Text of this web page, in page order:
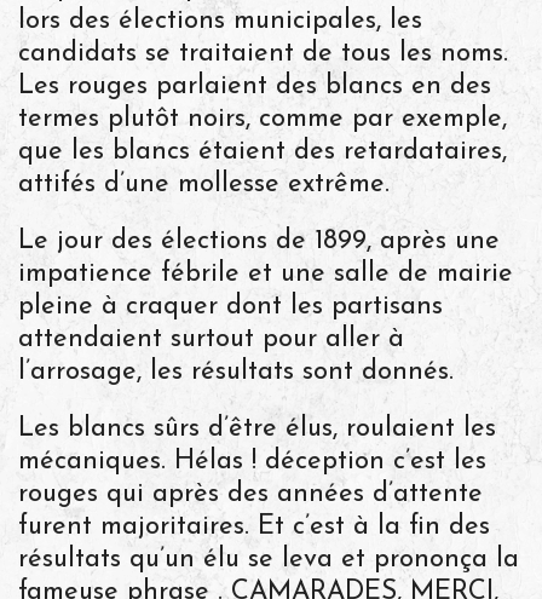
lors des élections municipales, les
candidats se traitaient de tous les noms.
Les rouges parlaient des blancs en des
termes plutôt noirs, comme par exemple,
que les blancs étaient des retardataires,
attifés d’une mollesse extrême.
Le jour des élections de 1899, après une
impatience fébrile et une salle de mairie
pleine à craquer dont les partisans
attendaient surtout pour aller à
l’arrosage, les résultats sont donnés.
Les blancs sûrs d’être élus, roulaient les
mécaniques. Hélas ! déception c’est les
rouges qui après des années d’attente
furent majoritaires. Et c’est à la fin des
résultats qu’un élu se leva et prononça la
fameuse phrase . CAMARADES, MERCI,